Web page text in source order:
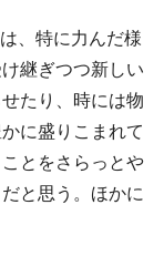
、特に力んだ様
継ぎつつ新しい
たり、時には物
に盛りこまれて
とをさらっとや
と思う。ほかに